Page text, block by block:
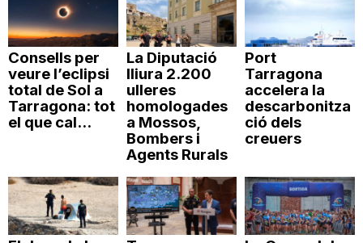
Consells per
veure l’eclipsi
total de Sol a
Tarragona: tot
el que cal...
La Diputació
lliura 2.200
ulleres
homologades
a Mossos,
Bombers i
Agents Rurals
Port
Tarragona
accelera la
descarbonitza
ció dels
creuers